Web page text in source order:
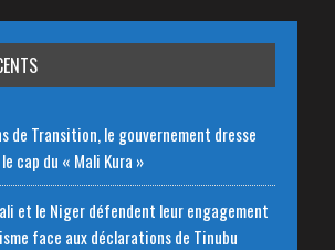
de Transition, le gouvernement dresse
cap du « Mali Kura »
et le Niger défendent leur engagement
face aux déclarations de Tinubu